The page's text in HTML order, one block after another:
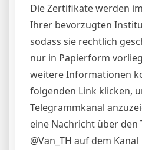
Die Zertifikate werden
Ihrer bevorzugten
sodass sie rechtlich
nur in Papierform
weitere Informationen
folgenden Link klicken,
Telegrammkanal
eine Nachricht über den
@Van_TH auf dem Kanal